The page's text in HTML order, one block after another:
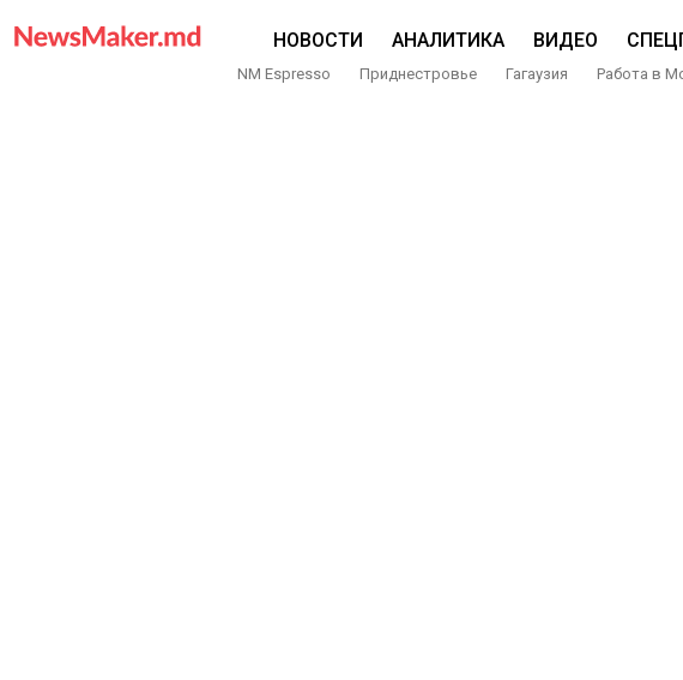
НОВОСТИ АНАЛИТИКА ВИДЕО
NM Espresso Приднестровье Гагаузия Работа в